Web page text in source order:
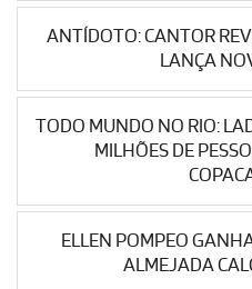
ANTÍDOTO: CANTOR
LANÇA
TODO MUNDO NO RIO:
MILHÕES DE
ELLEN POMPEO
ALMEJADA